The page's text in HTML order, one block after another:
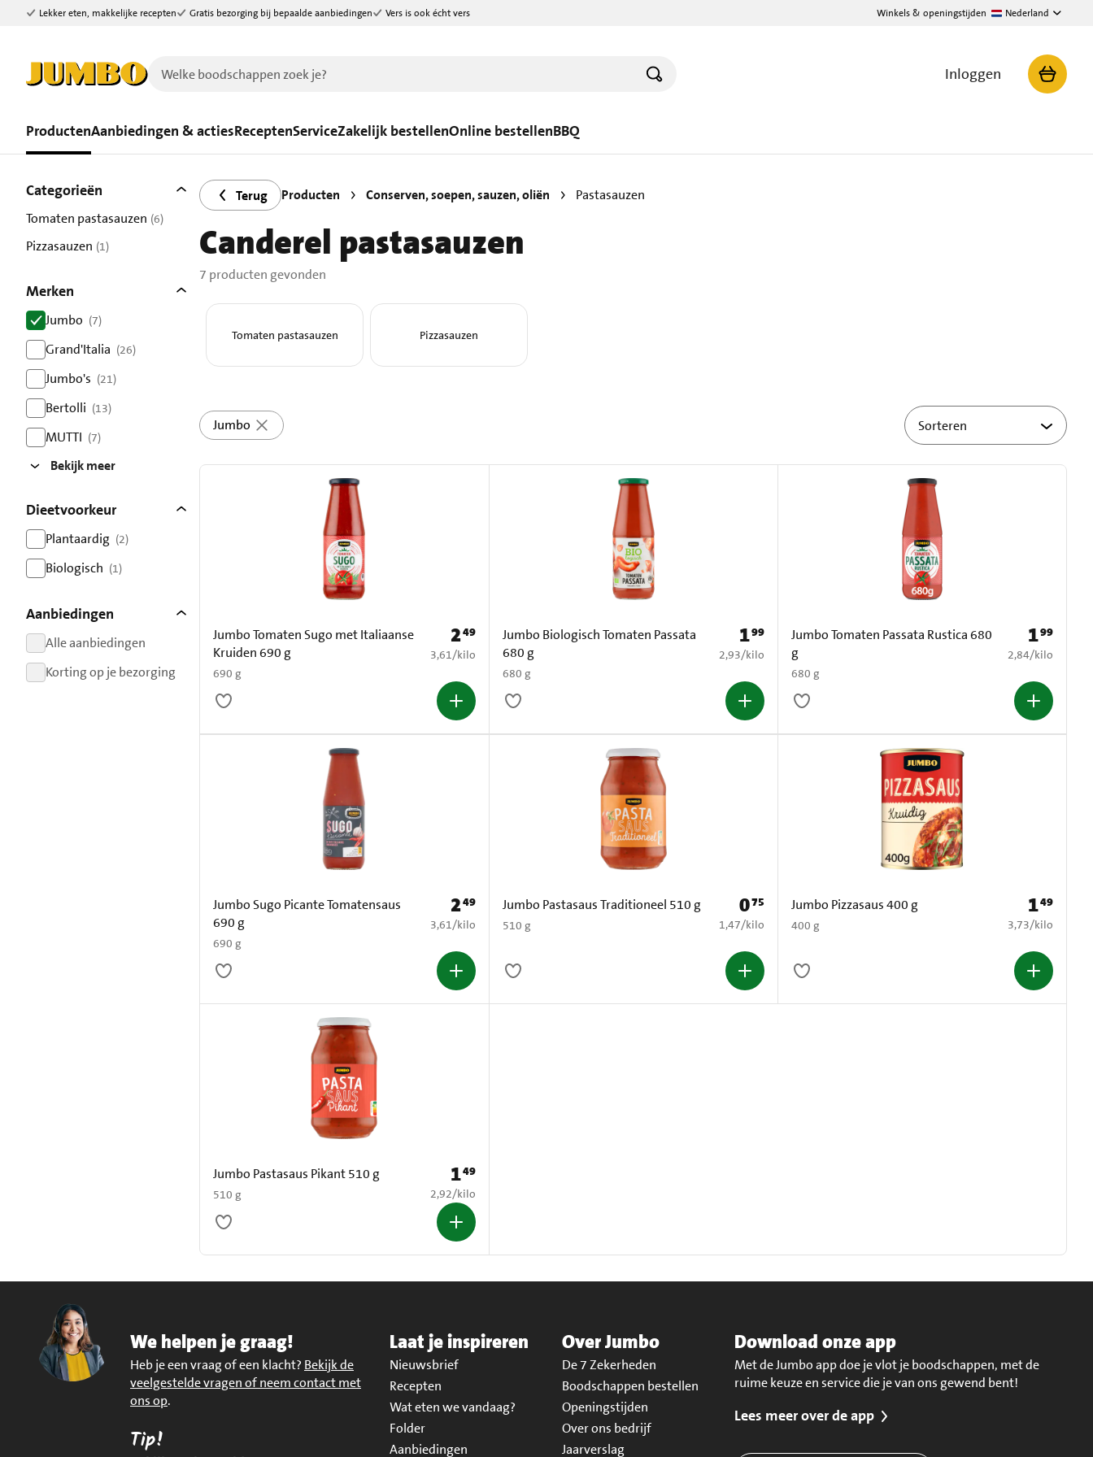
Ga naar zoeken
Ga naar hoofdinhoud
Lekker eten, makkelijke recepten Gratis bezorging bij bepaalde aanbiedingen Vers is ook écht vers Winkels & openingstijden Nederland
Inloggen
ProductenAanbiedingen & actiesReceptenServiceZakelijk bestellenOnline bestellenBBQ
7 producten gevonden.
Filters
Categorieën
Tomaten pastasauzen (6)
Pizzasauzen (1)
Merken
Jumbo (7)
resultaten
Grand'Italia (26)
resultaten
Jumbo's (21)
resultaten
Bertolli (13)
resultaten
MUTTI (7)
Bekijk meer
Dieetvoorkeur
Plantaardig (2)
resultaten
Biologisch (1)
Aanbiedingen
Alle aanbiedingen
resultaten
Korting op je bezorging
Terug Producten Conserven, soepen, sauzen, oliën Pastasauzen
Canderel pastasauzen
7 producten gevonden
Tomaten pastasauzen Pizzasauzen
Jumbo
Jumbo Tomaten Sugo met Italiaanse
Kruiden 690 g
690 g
Prijs: € 2,49
249
€ 3,61 per kilo
3,61/kilo
Jumbo Biologisch Tomaten Passata
680 g
680 g
Prijs: € 1,99
199
€ 2,93 per kilo
2,93/kilo
Jumbo Tomaten Passata Rustica 680
g
680 g
Prijs: € 1,99
199
€ 2,84 per kilo
2,84/kilo
Jumbo Sugo Picante Tomatensaus
690 g
690 g
Prijs: € 2,49
249
€ 3,61 per kilo
3,61/kilo
Jumbo Pastasaus Traditioneel 510 g
510 g
Prijs: € 0,75
075
€ 1,47 per kilo
1,47/kilo
Jumbo Pizzasaus 400 g
400 g
Prijs: € 1,49
149
€ 3,73 per kilo
3,73/kilo
Jumbo Pastasaus Pikant 510 g
510 g
Prijs: € 1,49
149
€ 2,92 per kilo
2,92/kilo
We helpen je graag!
Heb je een vraag of een klacht? Bekijk de
veelgestelde vragen of neem contact met
ons op.
Tip!
Laat je inspireren
Nieuwsbrief
Recepten
Wat eten we vandaag?
Folder
Aanbiedingen
Over Jumbo
De 7 Zekerheden
Boodschappen bestellen
Openingstijden
Over ons bedrijf
Jaarverslag
Download onze app
Met de Jumbo app doe je vlot je boodschappen, met de
ruime keuze en service die je van ons gewend bent!
Lees meer over de app